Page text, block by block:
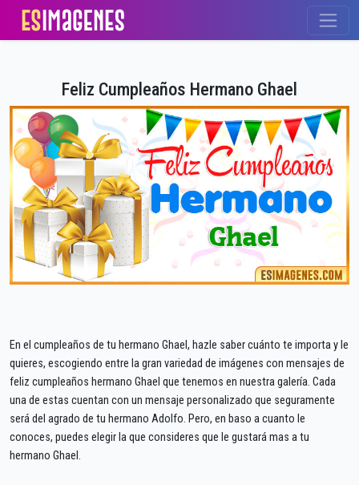
Feliz Cumpleaños Hermano Ghael
En el cumpleaños de tu hermano Ghael, hazle saber cuánto te importa y le
quieres, escogiendo entre la gran variedad de imágenes con mensajes de
feliz cumpleaños hermano Ghael que tenemos en nuestra galería. Cada
una de estas cuentan con un mensaje personalizado que seguramente
será del agrado de tu hermano Adolfo. Pero, en baso a cuanto le
conoces, puedes elegir la que consideres que le gustará mas a tu
hermano Ghael.